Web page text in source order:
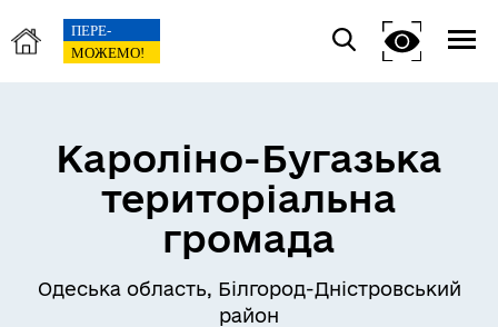
Кароліно-Бугазька
територіальна
громада
Одеська область, Білгород-Дністровський
район